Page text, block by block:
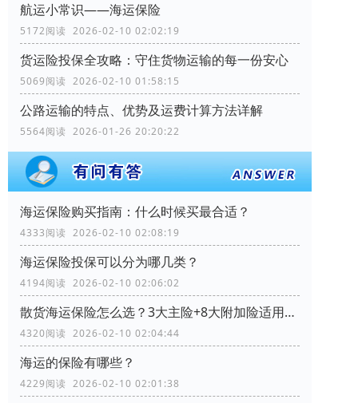
航运小常识——海运保险
5172阅读 2026-02-10 02:02:19
货运险投保全攻略：守住货物运输的每一份安心
5069阅读 2026-02-10 01:58:15
公路运输的特点、优势及运费计算方法详解
5564阅读 2026-01-26 20:20:22
海运保险购买指南：什么时候买最合适？
4333阅读 2026-02-10 02:08:19
海运保险投保可以分为哪几类？
4194阅读 2026-02-10 02:06:02
散货海运保险怎么选？3大主险+8大附加险适用场景全解析
4320阅读 2026-02-10 02:04:44
海运的保险有哪些？
4229阅读 2026-02-10 02:01:38